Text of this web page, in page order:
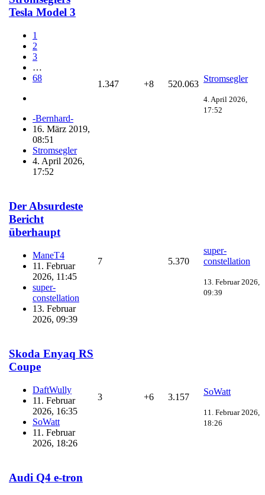
Tesla Model 3
1
2
3
…
68
-Bernhard-
16. März 2019,
08:51
Stromsegler
4. April 2026,
17:52
1.347 +8 520.063
Stromsegler
4. April 2026,
17:52
Der Absurdeste
Bericht
überhaupt
ManeT4
11. Februar
2026, 11:45
super-
constellation
13. Februar
2026, 09:39
7 5.370
super-
constellation
13. Februar 2026,
09:39
Skoda Enyaq RS
Coupe
DaftWully
11. Februar
2026, 16:35
SoWatt
11. Februar
2026, 18:26
3 +6 3.157
SoWatt
11. Februar 2026,
18:26
Audi Q4 e-tron